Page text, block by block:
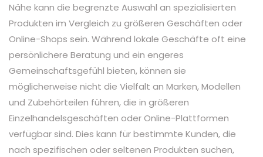
Nähe kann die begrenzte Auswahl an spezialisierten
Produkten im Vergleich zu größeren Geschäften oder
Online-Shops sein. Während lokale Geschäfte oft eine
persönlichere Beratung und ein engeres
Gemeinschaftsgefühl bieten, können sie
möglicherweise nicht die Vielfalt an Marken, Modellen
und Zubehörteilen führen, die in größeren
Einzelhandelsgeschäften oder Online-Plattformen
verfügbar sind. Dies kann für bestimmte Kunden, die
nach spezifischen oder seltenen Produkten suchen,